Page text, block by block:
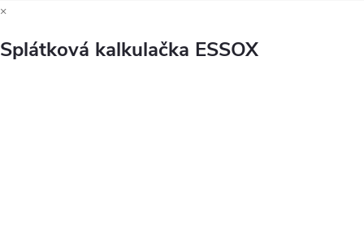
×
Splátková kalkulačka ESSOX